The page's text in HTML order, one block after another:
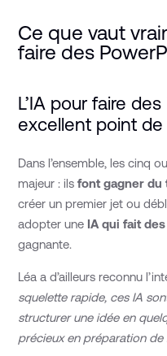
Ce que vaut
faire des
L’IA pour faire
excellent point
Dans l’ensemble, les cinq
majeur : ilsfont gagner du
créer un premier jet ou
adopter une IA qui fait
gagnante.
Léa a d’ailleurs reconnu
squelette rapide, ces IA
structurer une idée en
précieux en préparation de